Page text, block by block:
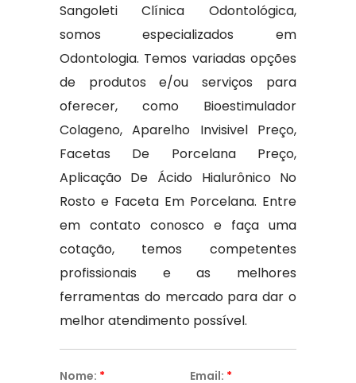
Sangoleti Clínica Odontológica,
somos especializados em
Odontologia. Temos variadas opções
de produtos e/ou serviços para
oferecer, como Bioestimulador
Colageno, Aparelho Invisivel Preço,
Facetas De Porcelana Preço,
Aplicação De Ácido Hialurônico No
Rosto e Faceta Em Porcelana. Entre
em contato conosco e faça uma
cotação, temos competentes
profissionais e as melhores
ferramentas do mercado para dar o
melhor atendimento possível.
Nome: * Email: *